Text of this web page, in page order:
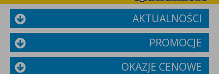
AKTUALNOŚCI
PROMOCJE
OKAZJE CENOWE